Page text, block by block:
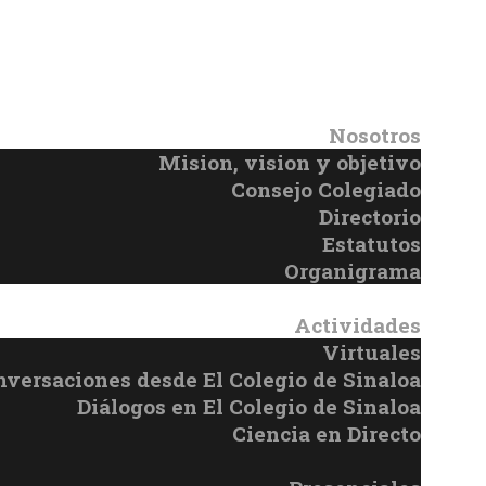
Nosotros
Mision, vision y objetivo
Consejo Colegiado
Directorio
Estatutos
Organigrama
Actividades
Virtuales
desde El Colegio de Sinaloa
Diálogos en El Colegio de Sinaloa
Ciencia en Directo